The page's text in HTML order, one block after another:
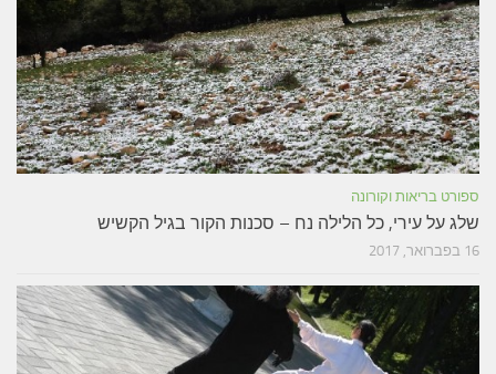
ספורט בריאות וקורונה
שלג על עירי, כל הלילה נח – סכנות הקור בגיל הקשיש
16 בפברואר, 2017